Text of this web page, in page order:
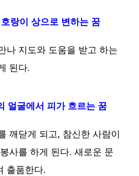
랑이 상으로 변하는 꿈
나 지도와 도움을 받고 하는
된다.
얼굴에서 피가 흐르는 꿈
깨닫게 되고, 참신한 사람이
사를 하게 된다. 새로운 문
출품한다.